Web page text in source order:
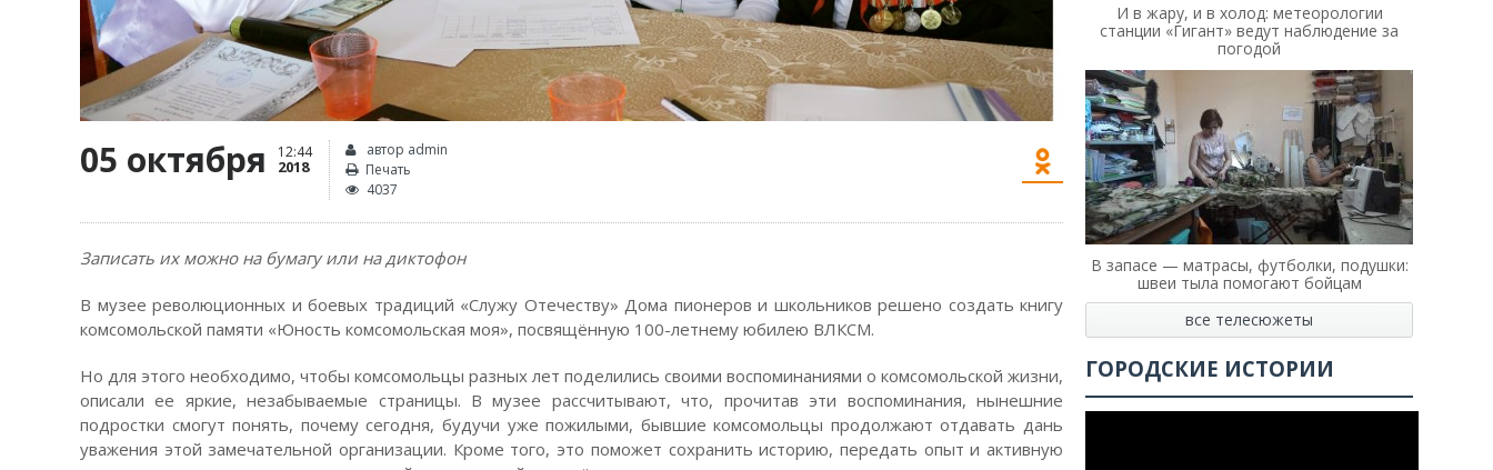
05 октября 12:44
2018
автор admin
Печать
4037
Записать их можно на бумагу или на диктофон
В музее революционных и боевых традиций «Служу Отечеству» Дома пионеров и школьников решено создать книгу
комсомольской памяти «Юность комсомольская моя», посвящённую 100-летнему юбилею ВЛКСМ.
Но для этого необходимо, чтобы комсомольцы разных лет поделились своими воспоминаниями о комсомольской жизни,
описали ее яркие, незабываемые страницы. В музее рассчитывают, что, прочитав эти воспоминания, нынешние
подростки смогут понять, почему сегодня, будучи уже пожилыми, бывшие комсомольцы продолжают отдавать дань
уважения этой замечательной организации. Кроме того, это поможет сохранить историю, передать опыт и активную
И в жару, и в холод: метеорологии
станции «Гигант» ведут наблюдение за
погодой
В запасе — матрасы, футболки, подушки:
швеи тыла помогают бойцам
все телесюжеты
ГОРОДСКИЕ ИСТОРИИ